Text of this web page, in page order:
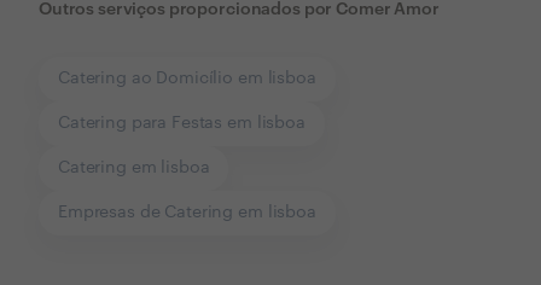
Outros serviços proporcionados por Comer Amor
Catering ao Domicílio em lisboa
Catering para Festas em lisboa
Catering em lisboa
Empresas de Catering em lisboa